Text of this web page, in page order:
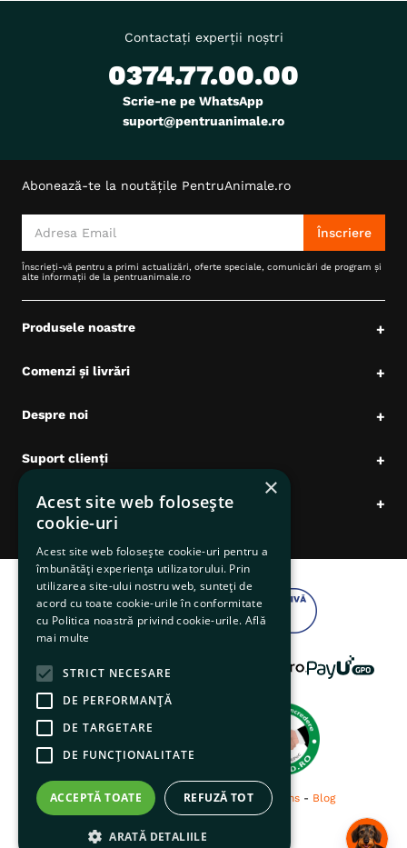
Contactați experții noștri
0374.77.00.00
Scrie-ne pe WhatsApp
suport@pentruanimale.ro
Abonează-te la noutățile PentruAnimale.ro
Înscriere
Înscrieți-vă pentru a primi actualizări, oferte speciale, comunicări de program și
alte informații de la pentruanimale.ro
Produsele noastre +
Comenzi și livrări +
Despre noi +
Suport clienți +
Date comerciale +
© 2026 pentruanimale.ro -Privacy Terms- Blog
×
Acest site web folosește
cookie-uri
Acest site web folosește cookie-uri pentru a
îmbunătăți experiența utilizatorului. Prin
utilizarea site-ului nostru web, sunteți de
acord cu toate cookie-urile în conformitate
cu Politica noastră privind cookie-urile. Află
mai multe
STRICT NECESARE
DE PERFORMANȚĂ
DE TARGETARE
DE FUNCŢIONALITATE
ACCEPTĂ TOATE REFUZĂ TOT
ARATĂ DETALIILE